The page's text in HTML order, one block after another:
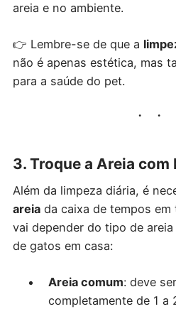
areia e no ambiente.
👉 Lembre-se de que a
não é apenas estética, mas
para a saúde do pet.
3. Troque a Areia com
Além da limpeza diária, é
areiada caixa de tempos em
vai depender do tipo de
de gatos em casa:
Areia comum: deve
completamente de 1 a